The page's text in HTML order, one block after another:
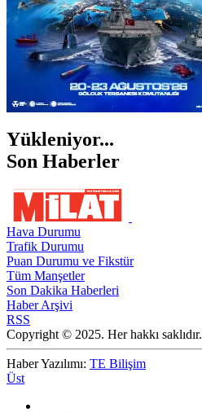
Yükleniyor...
Son Haberler
Hava Durumu
Trafik Durumu
Puan Durumu ve Fikstür
Tüm Manşetler
Son Dakika Haberleri
Haber Arşivi
RSS
Copyright © 2025. Her hakkı saklıdır.
Haber Yazılımı: TE Bilişim
Üst